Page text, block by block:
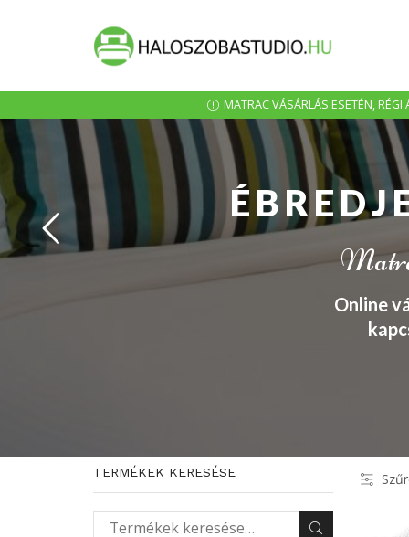
MATRAC VÁSÁRLÁS ESETÉN, RÉGI
Online
TERMÉKEK KERESÉSE